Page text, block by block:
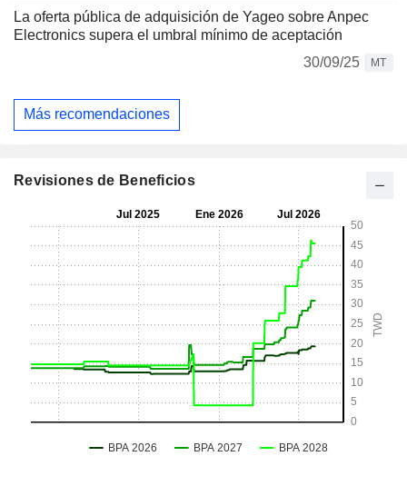
La oferta pública de adquisición de Yageo sobre Anpec
Electronics supera el umbral mínimo de aceptación
30/09/25
MT
Más recomendaciones
Revisiones de Beneficios